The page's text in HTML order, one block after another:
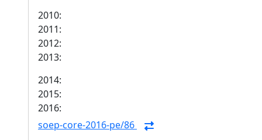
2010:
2011:
2012:
2013:
2014:
2015:
2016:
soep-core-2016-pe/86